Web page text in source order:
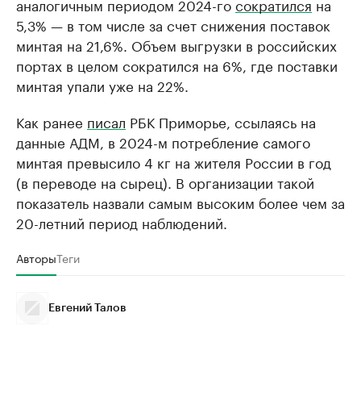
5,3% — в том числе за счет снижения поставок
минтая на 21,6%. Объем выгрузки в российских
портах в целом сократился на 6%, где поставки
минтая упали уже на 22%.
Как ранее писал РБК Приморье, ссылаясь на
данные АДМ, в 2024-м потребление самого
минтая превысило 4 кг на жителя России в год
(в переводе на сырец). В организации такой
показатель назвали самым высоким более чем за
20-летний период наблюдений.
АвторыТеги
Евгений Талов